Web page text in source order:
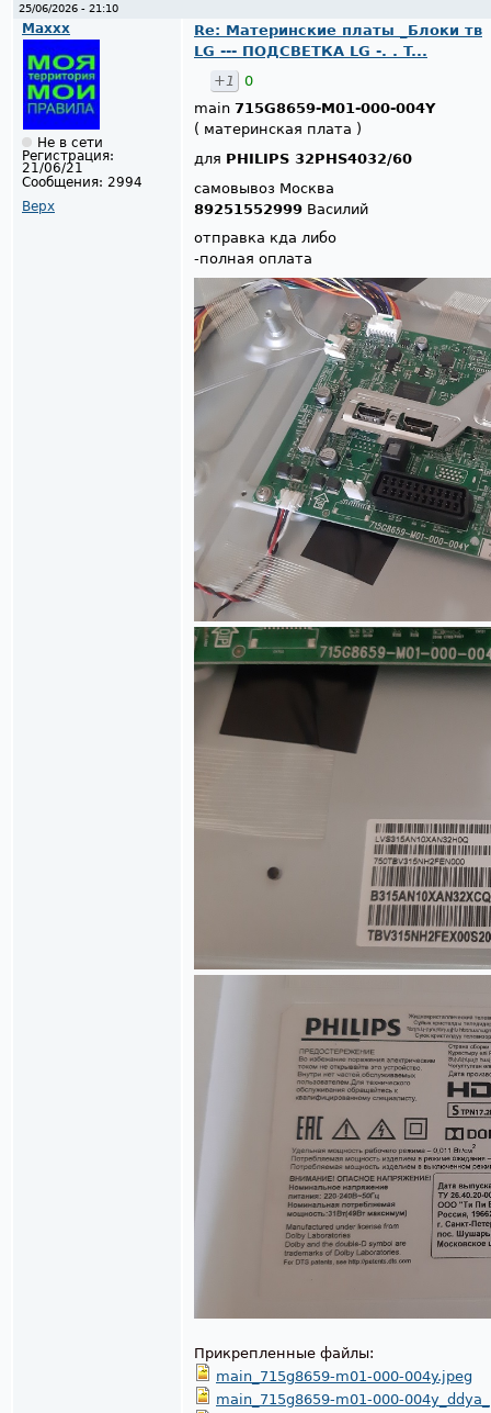
25/06/2026 - 21:10
Maxxx
Не в сети
Регистрация:
21/06/21
Сообщения: 2994
Верх
Re: Материнские платы _Блоки тв
LG --- ПОДСВЕТКА LG -. . T...
+1
0
main 715G8659-M01-000-004Y
( материнская плата )
для PHILIPS 32PHS4032/60
самовывоз Москва
89251552999 Василий
отправка кда либо
-полная оплата
Прикрепленные файлы:
main_715g8659-m01-000-004y.jpeg
main_715g8659-m01-000-